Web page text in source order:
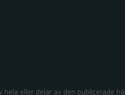
eller delar av den publicerade